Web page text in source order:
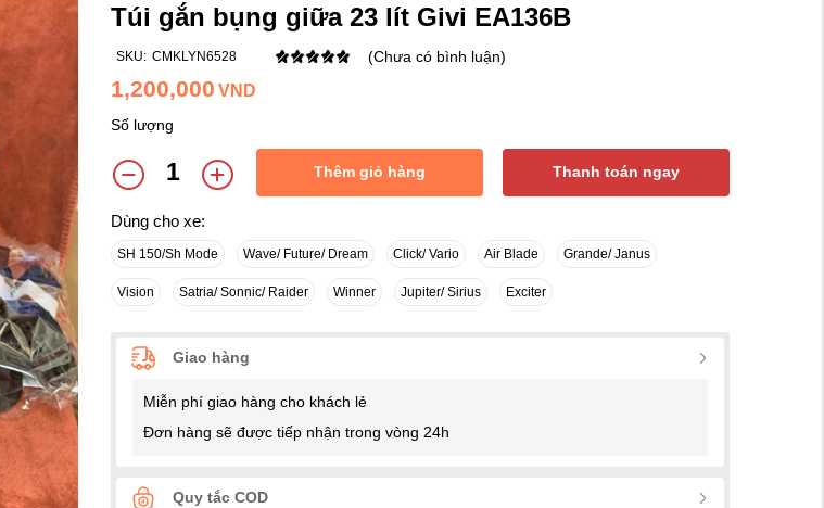
Túi gắn bụng giữa 23 lít Givi EA136B
SKU: CMKLYN6528 (Chưa có bình luận)
1,200,000 VND
Số lượng
Thêm giỏ hàng Thanh toán ngay
Dùng cho xe:
SH 150/Sh Mode Wave/ Future/ Dream Click/ Vario Air Blade Grande/ Janus
Vision Satria/ Sonnic/ Raider Winner Jupiter/ Sirius Exciter
Giao hàng
Miễn phí giao hàng cho khách lẻ
Đơn hàng sẽ được tiếp nhận trong vòng 24h
Quy tắc COD